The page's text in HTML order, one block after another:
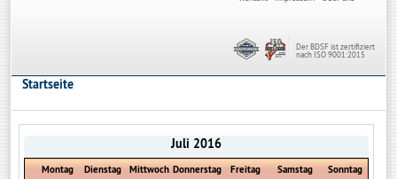
Der BDSF ist zertifiziert
nach ISO 9001:2015
Startseite
Juli 2016
Montag Dienstag Mittwoch Donnerstag Freitag Samstag Sonntag